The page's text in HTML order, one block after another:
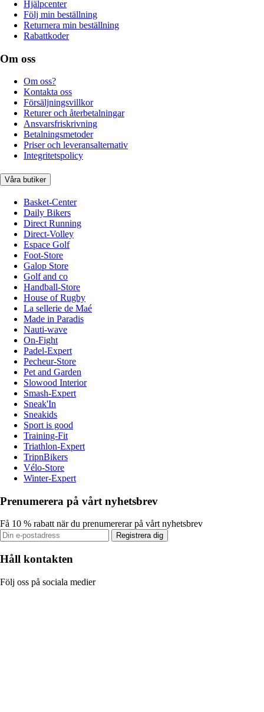
Hjälpcenter
Följ min beställning
Returnera min beställning
Rabattkoder
Om oss
Om oss?
Kontakta oss
Försäljningsvillkor
Returer och återbetalningar
Ansvarsfriskrivning
Betalningsmetoder
Priser och leveransalternativ
Integritetspolicy
Våra butiker
Basket-Center
Daily Bikers
Direct Running
Direct-Volley
Espace Golf
Foot-Store
Galop Store
Golf and co
Handball-Store
House of Rugby
La sellerie de Maé
Made in Paradis
Nauti-wave
On-Fight
Padel-Expert
Pecheur-Store
Pet and Garden
Slowood Interior
Smash-Expert
Sneak'In
Sneakids
Sport is good
Training-Fit
Triathlon-Expert
TripnBikers
Vélo-Store
Winter-Expert
Prenumerera på vårt nyhetsbrev
Få 10 % rabatt när du prenumererar på vårt nyhetsbrev
Registrera dig
Håll kontakten
Följ oss på sociala medier